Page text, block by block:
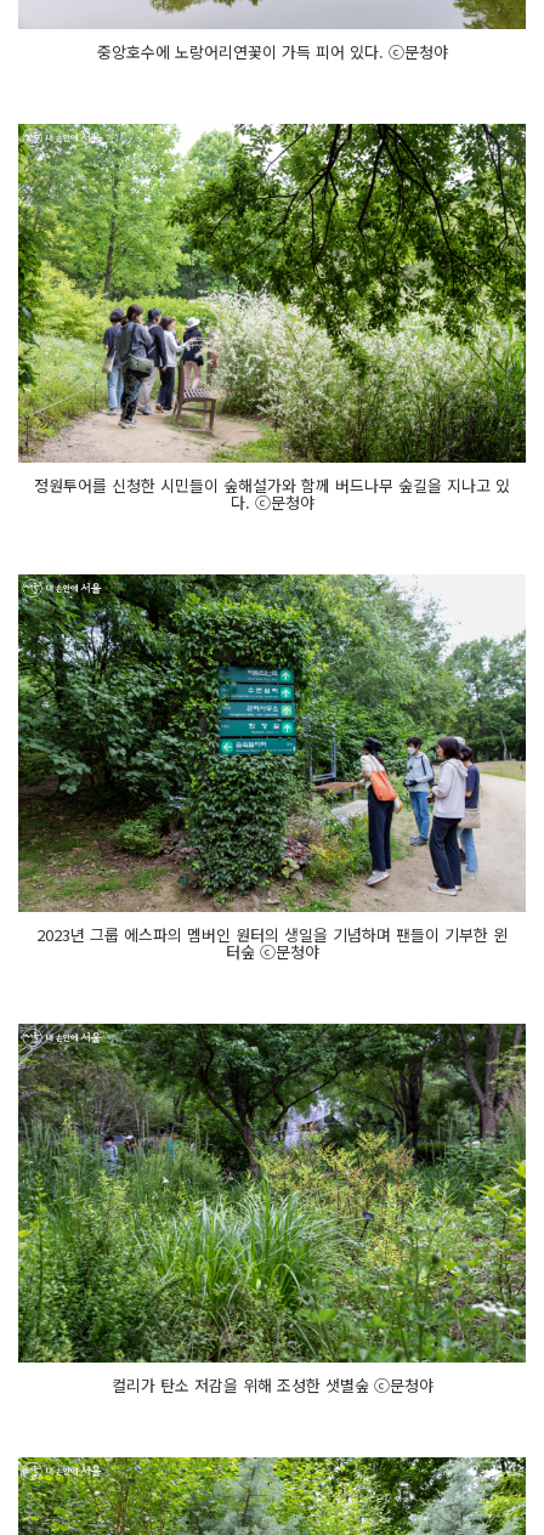
중앙호수에 노랑어리연꽃이 가득 피어 있다. ⓒ문청야
정원투어를 신청한 시민들이 숲해설가와 함께 버드나무 숲길을 지나고 있
다. ⓒ문청야
2023년 그룹 에스파의 멤버인 원터의 생일을 기념하며 팬들이 기부한 윈
터숲 ⓒ문청야
컬리가 탄소 저감을 위해 조성한 샛별숲 ⓒ문청야